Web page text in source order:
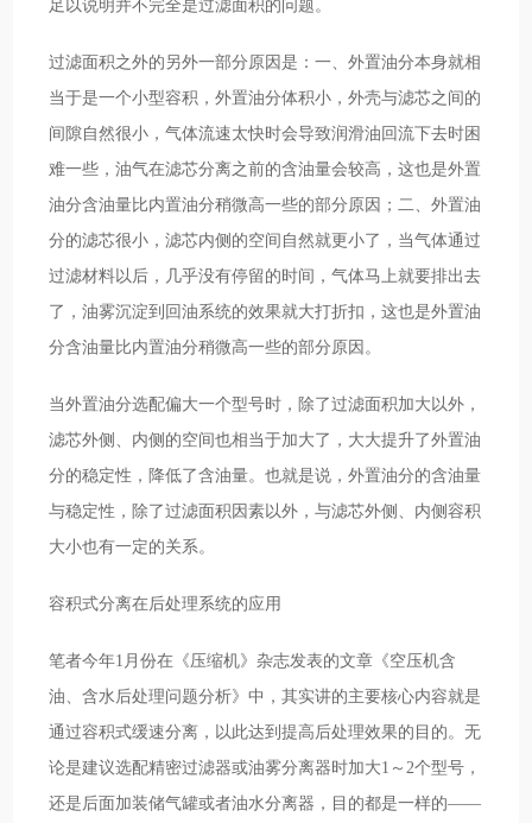
足以说明并不完全是过滤面积的问题。
过滤面积之外的另外一部分原因是：一、外置油分本身就相
当于是一个小型容积，外置油分体积小，外壳与滤芯之间的
间隙自然很小，气体流速太快时会导致润滑油回流下去时困
难一些，油气在滤芯分离之前的含油量会较高，这也是外置
油分含油量比内置油分稍微高一些的部分原因；二、外置油
分的滤芯很小，滤芯内侧的空间自然就更小了，当气体通过
过滤材料以后，几乎没有停留的时间，气体马上就要排出去
了，油雾沉淀到回油系统的效果就大打折扣，这也是外置油
分含油量比内置油分稍微高一些的部分原因。
当外置油分选配偏大一个型号时，除了过滤面积加大以外，
滤芯外侧、内侧的空间也相当于加大了，大大提升了外置油
分的稳定性，降低了含油量。也就是说，外置油分的含油量
与稳定性，除了过滤面积因素以外，与滤芯外侧、内侧容积
大小也有一定的关系。
容积式分离在后处理系统的应用
笔者今年1月份在《压缩机》杂志发表的文章《空压机含
油、含水后处理问题分析》中，其实讲的主要核心内容就是
通过容积式缓速分离，以此达到提高后处理效果的目的。无
论是建议选配精密过滤器或油雾分离器时加大1～2个型号，
还是后面加装储气罐或者油水分离器，目的都是一样的——